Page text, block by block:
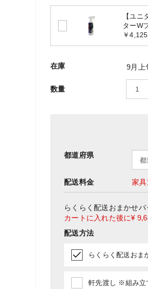
【ユ
ターW
￥4,125
在庫 9月上
数量
都道府県
配送料金 家
らくらく配送おまかせパ
カートに入れた後に¥
配送方法
らくらく配送お
軒先渡し ※組み立